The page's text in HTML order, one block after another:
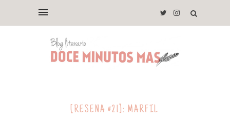
[RESEÑA #21]: MARFIL